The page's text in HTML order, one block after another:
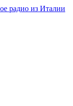
радио из Италии